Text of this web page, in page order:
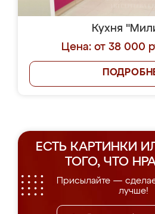
Кухня
Цена: от 38 000
ЕСТЬ КАРТИНКИ
ТОГО, ЧТО
Присылайте —
лучше!